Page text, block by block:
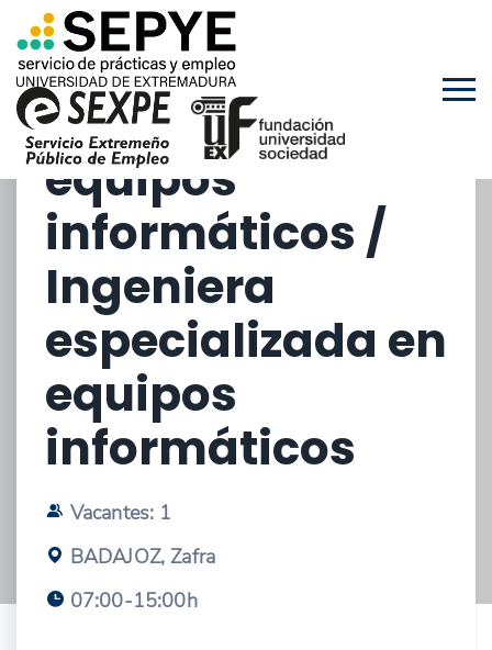
EXTRACURRICULARES
Ingeniero
especializado en
equipos
informáticos /
Ingeniera
especializada en
equipos
informáticos
Vacantes: 1
BADAJOZ, Zafra
07:00-15:00h